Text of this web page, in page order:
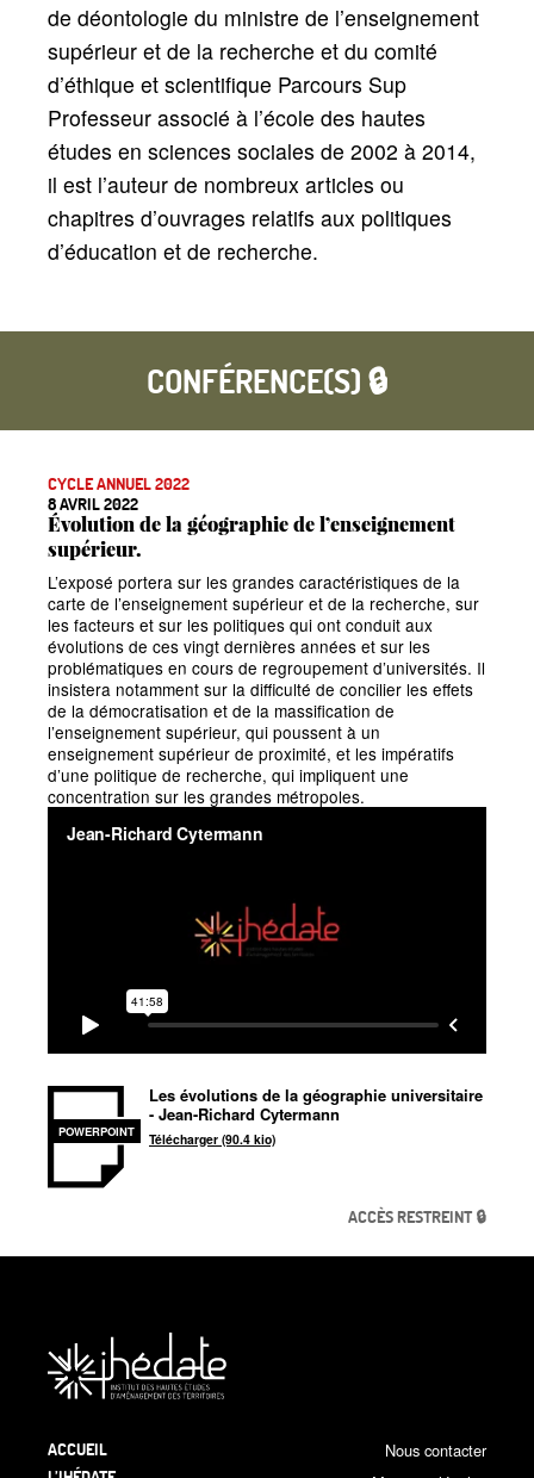
de déontologie du ministre de l’enseignement
supérieur et de la recherche et du comité
d’éthique et scientifique Parcours Sup
Professeur associé à l’école des hautes
études en sciences sociales de 2002 à 2014,
il est l’auteur de nombreux articles ou
chapitres d’ouvrages relatifs aux politiques
d’éducation et de recherche.
CONFÉRENCE(S) 🔒
CYCLE ANNUEL 2022
8 AVRIL 2022
Évolution de la géographie de l’enseignement
supérieur.
L’exposé portera sur les grandes caractéristiques de la
carte de l’enseignement supérieur et de la recherche, sur
les facteurs et sur les politiques qui ont conduit aux
évolutions de ces vingt dernières années et sur les
problématiques en cours de regroupement d’universités. Il
insistera notamment sur la difficulté de concilier les effets
de la démocratisation et de la massification de
l’enseignement supérieur, qui poussent à un
enseignement supérieur de proximité, et les impératifs
d’une politique de recherche, qui impliquent une
concentration sur les grandes métropoles.
POWERPOINT
Les évolutions de la géographie universitaire
- Jean-Richard Cytermann
Télécharger (90.4 kio)
ACCÈS RESTREINT 🔒
ACCUEIL
Nous contacter